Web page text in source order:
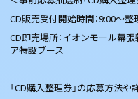
CD販売受付開始時間：9:00〜
CD即売場所：イオンモール幕
ア特設ブース
「CD購入整理券」の応募方法